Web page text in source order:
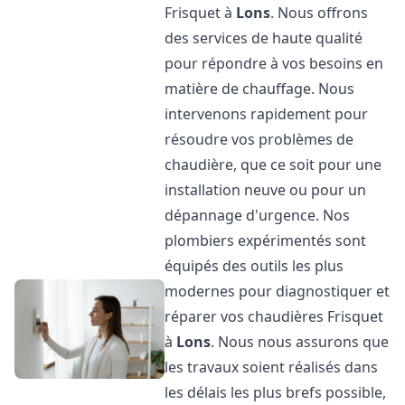
Frisquet à Lons. Nous offrons
des services de haute qualité
pour répondre à vos besoins en
matière de chauffage. Nous
intervenons rapidement pour
résoudre vos problèmes de
chaudière, que ce soit pour une
installation neuve ou pour un
dépannage d'urgence. Nos
plombiers expérimentés sont
équipés des outils les plus
modernes pour diagnostiquer et
réparer vos chaudières Frisquet
à Lons. Nous nous assurons que
les travaux soient réalisés dans
les délais les plus brefs possible,